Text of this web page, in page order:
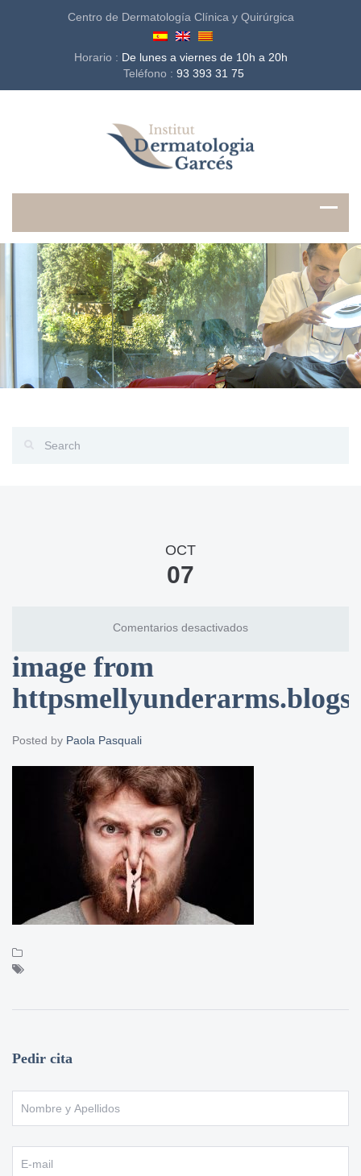
Centro de Dermatología Clínica y Quirúrgica
Horario : De lunes a viernes de 10h a 20h
Teléfono : 93 393 31 75
OCT
07
Comentarios desactivadosen
image from
Posted by Paola Pasquali
Pedir cita